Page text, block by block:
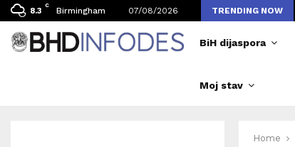
8.3
C
Birmingham 07/08/2026 TRENDING NOW
broj posjetilaca tokom Merlinovih koncerata
BiH dijaspora
Moj stav
Home